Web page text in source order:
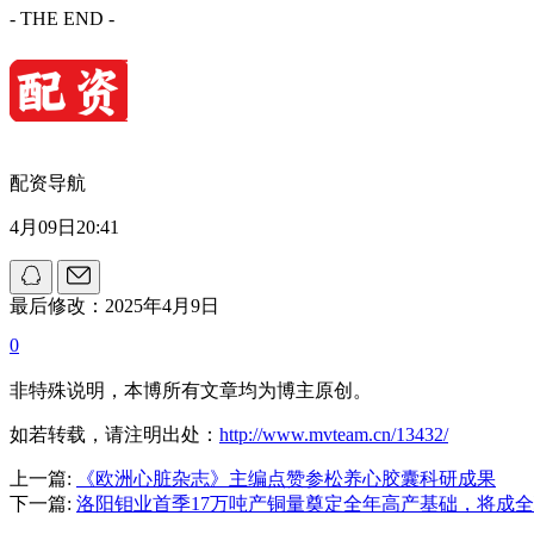
- THE END -
配资导航
4月09日20:41
最后修改：2025年4月9日
0
非特殊说明，本博所有文章均为博主原创。
如若转载，请注明出处： http://www.mvteam.cn/13432/
上一篇:
《欧洲心脏杂志》主编点赞参松养心胶囊科研成果
下一篇: 洛阳钼业首季17万吨产铜量奠定全年高产基础，将成